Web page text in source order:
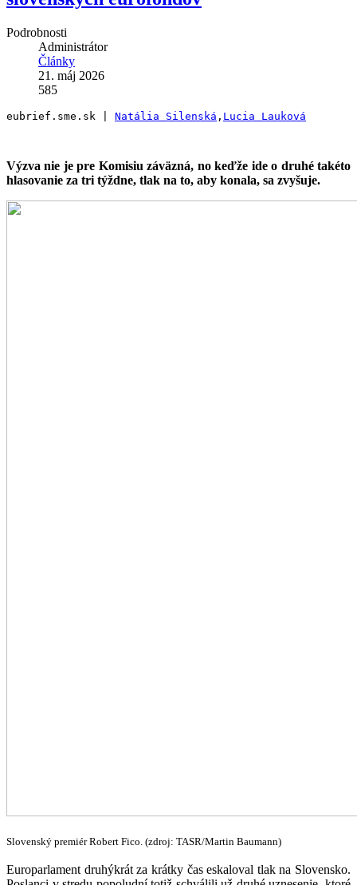
Podrobnosti
Administrátor
Články
21. máj 2026
585
eubrief.sme.sk | Natália Silenská , Lucia Lauková
Výzva nie je pre Komisiu záväzná, no keďže ide o druhé takéto
hlasovanie za tri týždne, tlak na to, aby konala, sa zvyšuje.
Slovenský premiér Robert Fico. (zdroj: TASR/Martin Baumann)
Europarlament druhýkrát za krátky čas eskaloval tlak na Slovensko.